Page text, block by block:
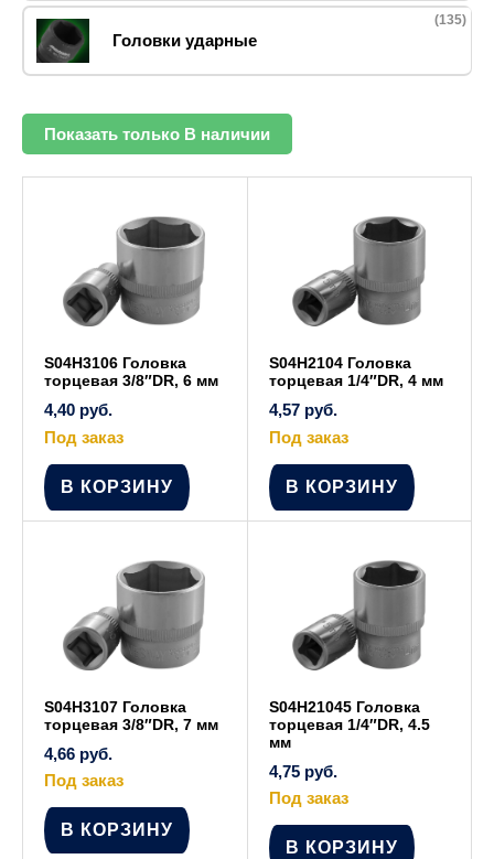
Головки ударные
(135)
Показать только В наличии
S04H3106 Головка
торцевая 3/8″DR, 6 мм
4,40 руб.
Под заказ
В КОРЗИНУ
S04H2104 Головка
торцевая 1/4″DR, 4 мм
4,57 руб.
Под заказ
В КОРЗИНУ
S04H3107 Головка
торцевая 3/8″DR, 7 мм
4,66 руб.
Под заказ
В КОРЗИНУ
S04H21045 Головка
торцевая 1/4″DR, 4.5
мм
4,75 руб.
Под заказ
В КОРЗИНУ